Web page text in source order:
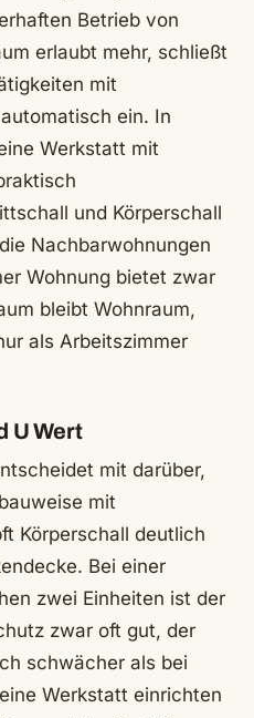
Betrieb von
erlaubt mehr, schließt
mit
ein. In
Werkstatt mit
und Körperschall
Nachbarwohnungen
Wohnung bietet zwar
bleibt Wohnraum,
als Arbeitszimmer
U Wert
mit darüber,
mit
Körperschall deutlich
Bei einer
zwei Einheiten ist der
zwar oft gut, der
schwächer als bei
Werkstatt einrichten